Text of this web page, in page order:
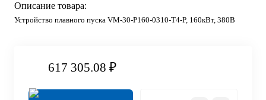
Описание товара:
Устройство плавного пуска VM-30-P160-0310-T4-P, 160кВт, 380В
617 305.08 ₽